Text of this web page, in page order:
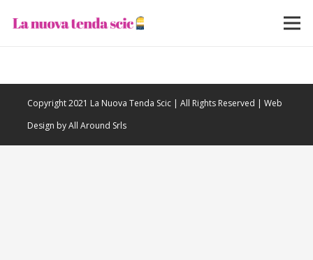
Copyright 2021 La Nuova Tenda Scic | All Rights Reserved | Web
Design by All Around Srls